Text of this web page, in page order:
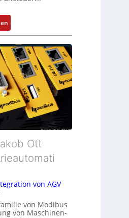
:
M
a
k
t
s
t
a
t
f
r
u
t
i
Ott
von AGV
von Modibus
von Maschinen-